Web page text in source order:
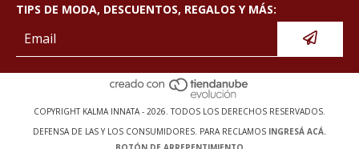
TIPS DE MODA, DESCUENTOS, REGALOS Y MÁS:
COPYRIGHT KALMA INNATA - 2026. TODOS LOS DERECHOS RESERVADOS.
DEFENSA DE LAS Y LOS CONSUMIDORES. PARA RECLAMOS INGRESÁ ACÁ.